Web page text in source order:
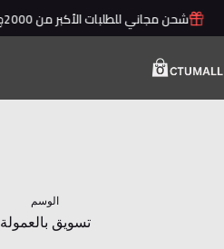
التجاوزشحن مجاني للطلبات الأكبر من 2000ج
الوسم
تسويق بالعمولة